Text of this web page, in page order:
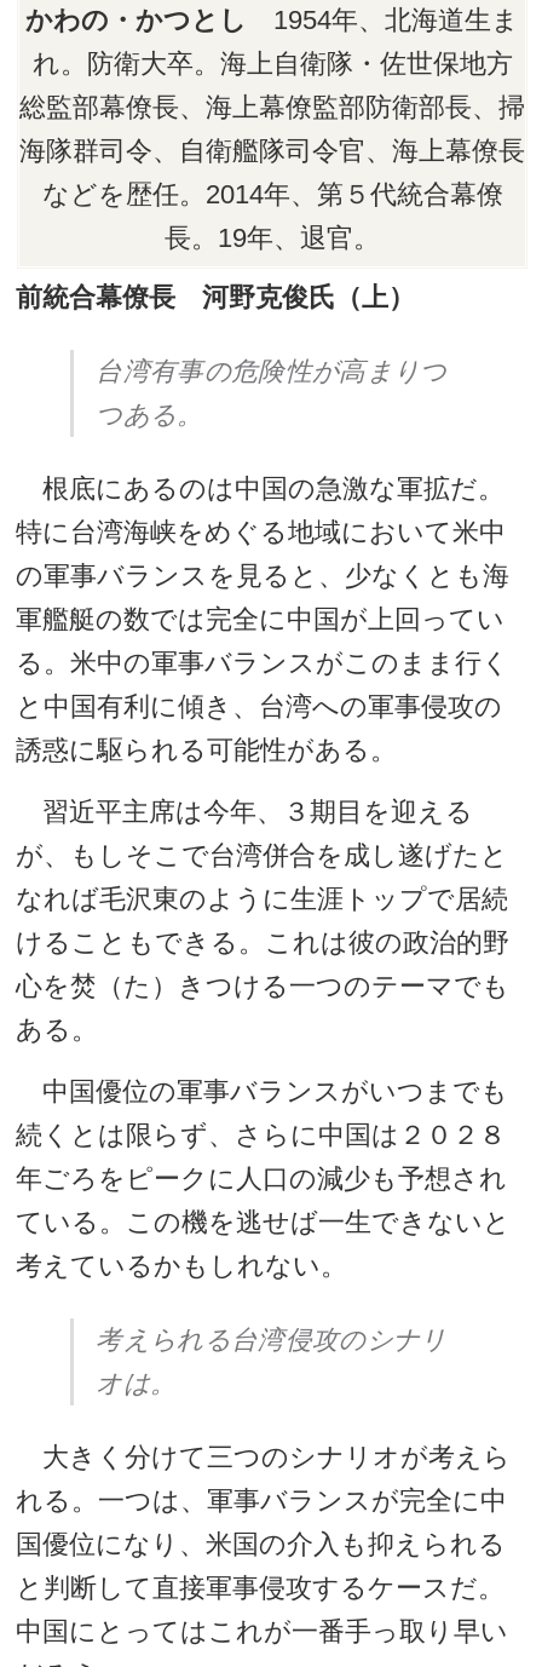
かわの・かつとし
1954年、北海道生ま
れ。防衛大卒。海上自衛隊・佐世保地方
総監部幕僚長、海上幕僚監部防衛部長、掃
海隊群司令、自衛艦隊司令官、海上幕僚長
などを歴任。2014年、第５代統合幕僚
長。19年、退官。
前統合幕僚長 河野克俊氏（上）
台湾有事の危険性が高まりつ
つある。
根底にあるのは中国の急激な軍拡だ。
特に台湾海峡をめぐる地域において米中
の軍事バランスを見ると、少なくとも海
軍艦艇の数では完全に中国が上回ってい
る。米中の軍事バランスがこのまま行く
と中国有利に傾き、台湾への軍事侵攻の
誘惑に駆られる可能性がある。
習近平主席は今年、３期目を迎える
が、もしそこで台湾併合を成し遂げたと
なれば毛沢東のように生涯トップで居続
けることもできる。これは彼の政治的野
心を焚（た）きつける一つのテーマでも
ある。
中国優位の軍事バランスがいつまでも
続くとは限らず、さらに中国は２０２８
年ごろをピークに人口の減少も予想され
ている。この機を逃せば一生できないと
考えているかもしれない。
考えられる台湾侵攻のシナリ
オは。
大きく分けて三つのシナリオが考えら
れる。一つは、軍事バランスが完全に中
国優位になり、米国の介入も抑えられる
と判断して直接軍事侵攻するケースだ。
中国にとってはこれが一番手っ取り早い